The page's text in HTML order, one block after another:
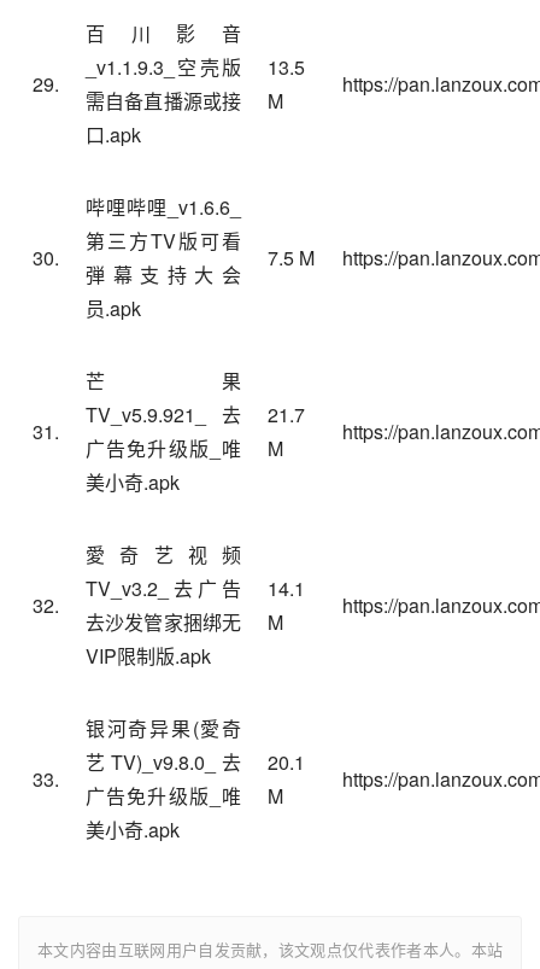
29.
百川影音
_v1.1.9.3_空壳版
需自备直播源或接
口.apk
13.5
M
https://
30.
哔哩哔哩 _v1.6.6_
第三方TV版可看
弾幕支持大会
员.apk
7.5 M https://
31.
芒果
TV _v5.9.921_去
广告免升级版_唯
美小奇.apk
21.7
M
https://
32.
愛奇艺视频
TV_v3.2_去广告
去沙发管家捆绑无
VIP限制版.apk
14.1
M
https://
33.
银河奇异果(愛奇
艺TV)_v9.8.0_去
广告免升级版_唯
美小奇.apk
20.1
M
https://
本文内容由互联网用户自发贡献，该文观点仅代表作者本人。本站